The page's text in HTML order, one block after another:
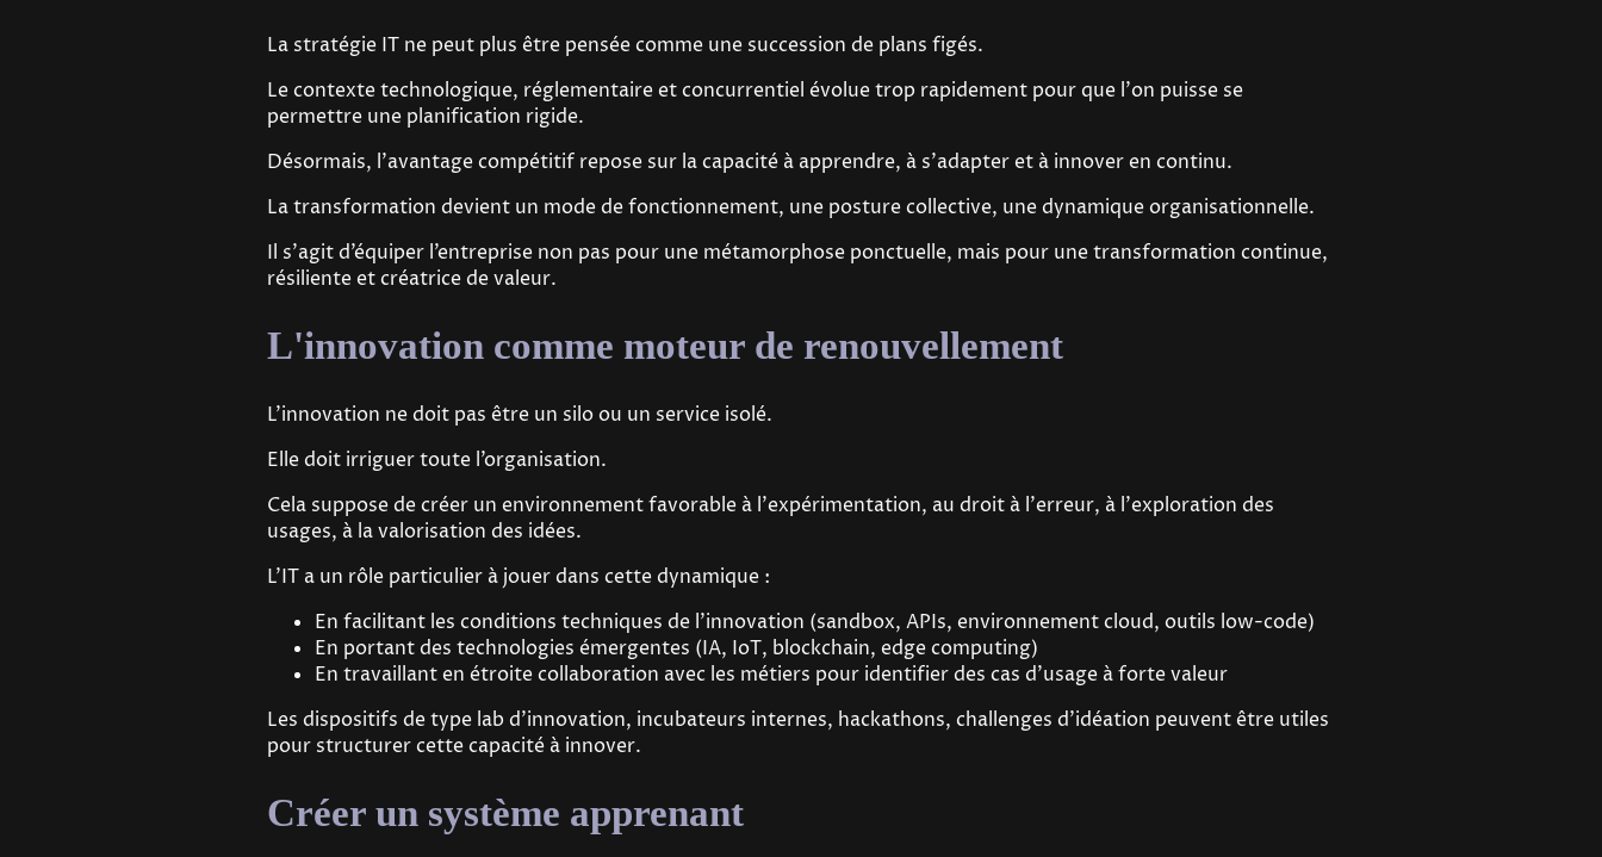
La stratégie IT ne peut plus être pensée comme une succession de plans figés.
Le contexte technologique, réglementaire et concurrentiel évolue trop rapidement pour que l'on puisse se
permettre une planification rigide.
Désormais, l'avantage compétitif repose sur la capacité à apprendre, à s'adapter et à innover en continu.
La transformation devient un mode de fonctionnement, une posture collective, une dynamique organisationnelle.
Il s’agit d’équiper l’entreprise non pas pour une métamorphose ponctuelle, mais pour une transformation continue,
résiliente et créatrice de valeur.
L'innovation comme moteur de renouvellement
L'innovation ne doit pas être un silo ou un service isolé.
Elle doit irriguer toute l’organisation.
Cela suppose de créer un environnement favorable à l'expérimentation, au droit à l'erreur, à l'exploration des
usages, à la valorisation des idées.
L’IT a un rôle particulier à jouer dans cette dynamique :
En facilitant les conditions techniques de l’innovation (sandbox, APIs, environnement cloud, outils low-code)
En portant des technologies émergentes (IA, IoT, blockchain, edge computing)
En travaillant en étroite collaboration avec les métiers pour identifier des cas d’usage à forte valeur
Les dispositifs de type lab d’innovation, incubateurs internes, hackathons, challenges d’idéation peuvent être utiles
pour structurer cette capacité à innover.
Créer un système apprenant